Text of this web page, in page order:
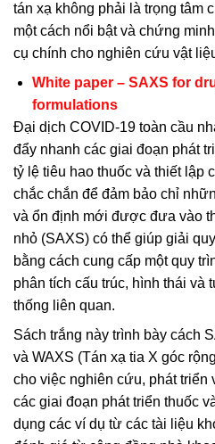
tán xạ không phải là trọng tâm
một cách nổi bật và chứng
cụ chính cho nghiên cứu vật
White paper – SAXS for
formulations
Đại dịch COVID-19 toàn cầu
đẩy nhanh các giai đoạn phát
tỷ lệ tiêu hao thuốc và thiết lập
chắc chắn để đảm bảo chỉ
và ổn định mới được đưa vào
nhỏ (SAXS) có thể giúp giải
bằng cách cung cấp một quy
phân tích cấu trúc, hình thái và
thống liên quan.
Sách trắng này trình bày cách
và WAXS (Tán xạ tia X góc
cho việc nghiên cứu, phát
các giai đoạn phát triển thuốc
dụng các ví dụ từ các tài liệu